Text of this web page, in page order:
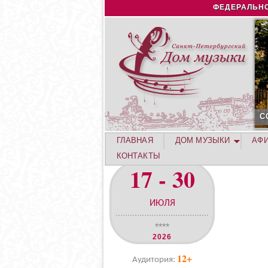
17 - 30
ИЮЛЯ
****
2026
Аудитория: 12+
ГЛАВНАЯ ДОМ МУЗЫКИ
КОНТАКТЫ